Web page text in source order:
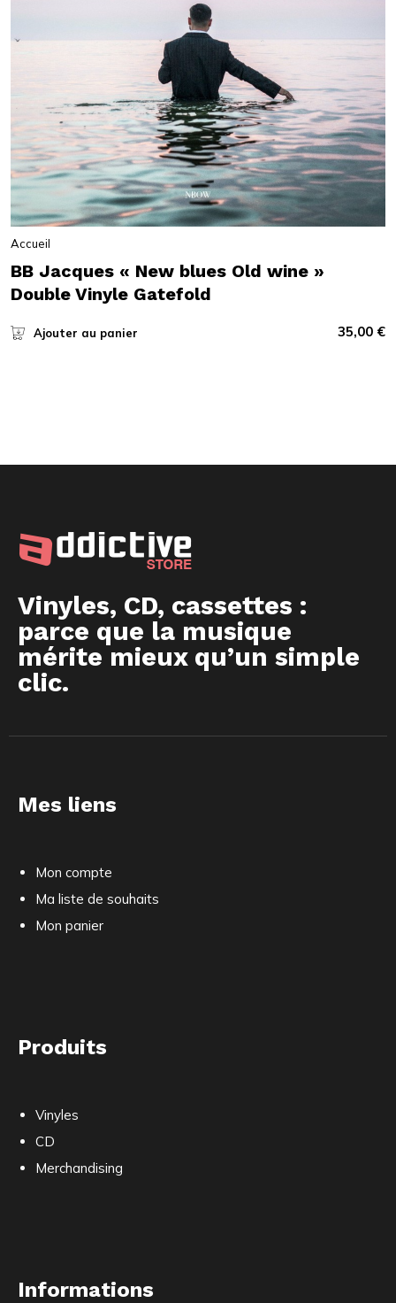
Accueil
BB Jacques « New blues Old wine »
Double Vinyle Gatefold
Ajouter au panier 35,00 €
Vinyles, CD, cassettes :
parce que la musique
mérite mieux qu’un simple
clic.
Mes liens
Mon compte
Ma liste de souhaits
Mon panier
Produits
Vinyles
CD
Merchandising
Informations